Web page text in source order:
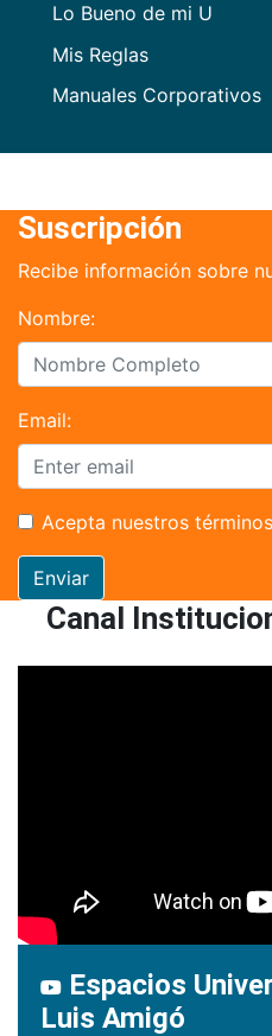
Lo Bueno de mi U
Mis Reglas
Manuales Corporativos
Suscripción
Recibe información sobre
Nombre:
Email:
Acepta nuestros
Enviar
Canal
Espacios
Luis Amigó